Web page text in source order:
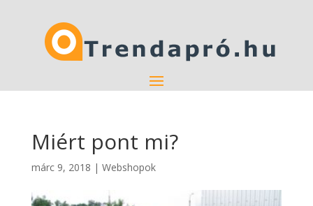
Miért pont mi?
márc 9, 2018 | Webshopok